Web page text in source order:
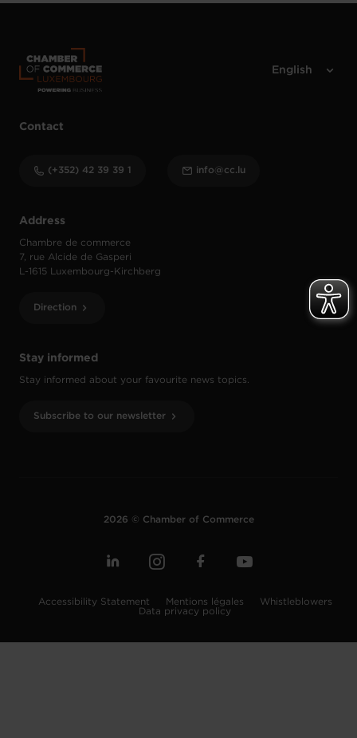
Stay informed
Stay informed about your favourite news topics.
Subscribe to our newsletter
Address
Chambre de commerce
7, rue Alcide de Gasperi
L-1615 Luxembourg-Kirchberg
Direction
Contact
(+352) 42 39 39 1 info@cc.lu
2026 © Chamber of Commerce
Accessibility Statement Mentions légales
Whistleblowers
Data privacy policy